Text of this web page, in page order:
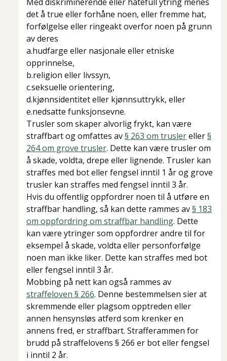
det å true eller forhåne noen, eller fremme hat,
forfølgelse eller ringeakt overfor noen på grunn
av deres
a.hudfarge eller nasjonale eller etniske
opprinnelse,
b.religion eller livssyn,
c.seksuelle orientering,
d.kjønnsidentitet eller kjønnsuttrykk, eller
e.nedsatte funksjonsevne.
Trusler som skaper alvorlig frykt, kan være
straffbart og omfattes av§ 263 om truslereller§
264 om grove trusler. Dette kan være trusler om
å skade, voldta, drepe eller lignende. Trusler kan
straffes med bot eller fengsel inntil 1 år og grove
trusler kan straffes med fengsel inntil 3 år.
Hvis du offentlig oppfordrer noen til å utføre en
straffbar handling, så kan dette rammes av§ 183
om oppfordring om straffbar handling. Dette
kan være ytringer som oppfordrer andre til for
eksempel å skade, voldta eller personforfølge
noen man ikke liker. Dette kan straffes med bot
eller fengsel inntil 3 år.
Mobbing på nett kan også rammes av
straffeloven § 266. Denne bestemmelsen sier at
skremmende eller plagsom opptreden eller
annen hensynsløs atferd som krenker en
annens fred, er straffbart. Strafferammen for
brudd på straffelovens § 266 er bot eller fengsel
i inntil 2 år.